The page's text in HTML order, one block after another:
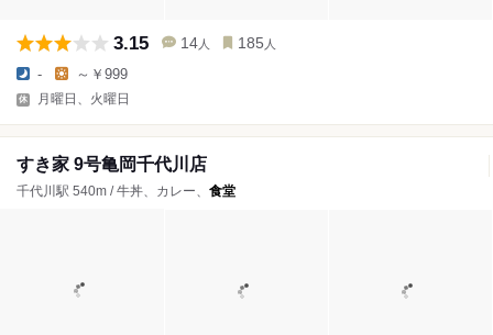
3.15 14 人 185 人
- ～￥999
月曜日、火曜日
すき家 9号亀岡千代川店
千代川駅 540m / 牛丼、カレー、 食堂